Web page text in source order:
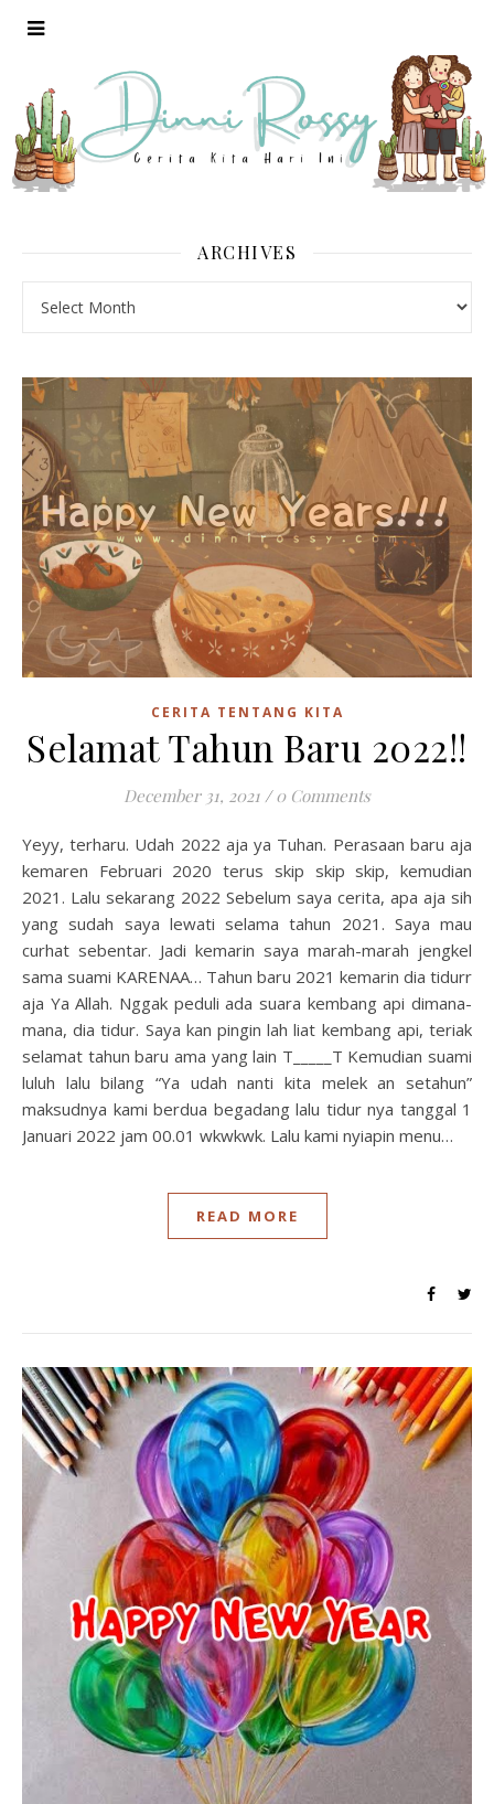
ARCHIVES
CERITA TENTANG KITA
Selamat Tahun Baru 2022!!
December 31, 2021 / 0 Comments
Yeyy, terharu. Udah 2022 aja ya Tuhan. Perasaan baru aja
kemaren Februari 2020 terus skip skip skip, kemudian
2021. Lalu sekarang 2022 Sebelum saya cerita, apa aja sih
yang sudah saya lewati selama tahun 2021. Saya mau
curhat sebentar. Jadi kemarin saya marah-marah jengkel
sama suami KARENAA… Tahun baru 2021 kemarin dia tidurr
aja Ya Allah. Nggak peduli ada suara kembang api dimana-
mana, dia tidur. Saya kan pingin lah liat kembang api, teriak
selamat tahun baru ama yang lain T_____T Kemudian suami
luluh lalu bilang “Ya udah nanti kita melek an setahun”
maksudnya kami berdua begadang lalu tidur nya tanggal 1
Januari 2022 jam 00.01 wkwkwk. Lalu kami nyiapin menu…
READ MORE